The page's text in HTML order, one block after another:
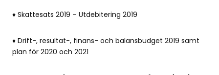
♦ Skattesats 2019 – Utdebitering 2019
♦ Drift-, resultat-, finans- och balansbudget 2019 samt
plan för 2020 och 2021